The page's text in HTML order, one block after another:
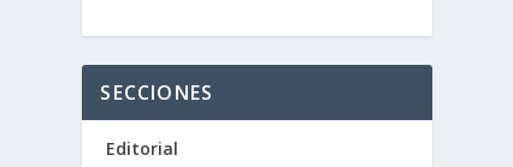
SECCIONES
Editorial